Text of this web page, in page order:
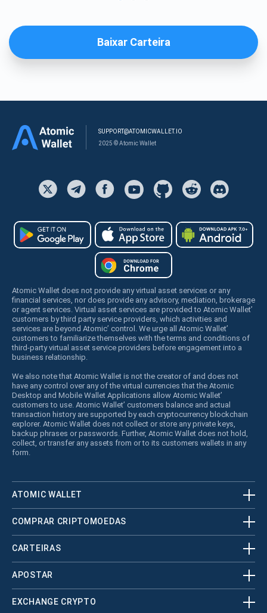
Baixar Carteira
SUPPORT@ATOMICWALLET.IO
2025 © Atomic Wallet
Atomic Wallet does not provide any virtual asset services or any
financial services, nor does provide any advisory, mediation, brokerage
or agent services. Virtual asset services are provided to Atomic Wallet’
customers by third party service providers, which activities and
services are beyond Atomic’ control. We urge all Atomic Wallet’
customers to familiarize themselves with the terms and conditions of
third-party virtual asset service providers before engagement into a
business relationship.
We also note that Atomic Wallet is not the creator of and does not
have any control over any of the virtual currencies that the Atomic
Desktop and Mobile Wallet Applications allow Atomic Wallet’
customers to use. Atomic Wallet’ customers balance and actual
transaction history are supported by each cryptocurrency blockchain
explorer. Atomic Wallet does not collect or store any private keys,
backup phrases or passwords. Further, Atomic Wallet does not hold,
collect, or transfer any assets from or to its customers wallets in any
form.
ATOMIC WALLET
COMPRAR CRIPTOMOEDAS
CARTEIRAS
APOSTAR
EXCHANGE CRYPTO